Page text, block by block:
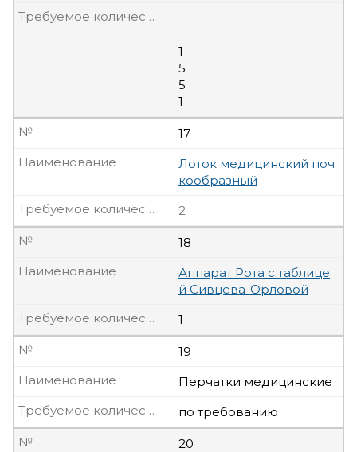
1
5
5
1
Требуемое количество, шт
17
№
Лоток медицинский поч
кообразный
Наименование
2
Требуемое количество, шт
18
№
Аппарат Рота с таблице
й Сивцева-Орловой
Наименование
1
Требуемое количество, шт
19
№
Перчатки медицинские
Наименование
по требованию
Требуемое количество, шт
20
№